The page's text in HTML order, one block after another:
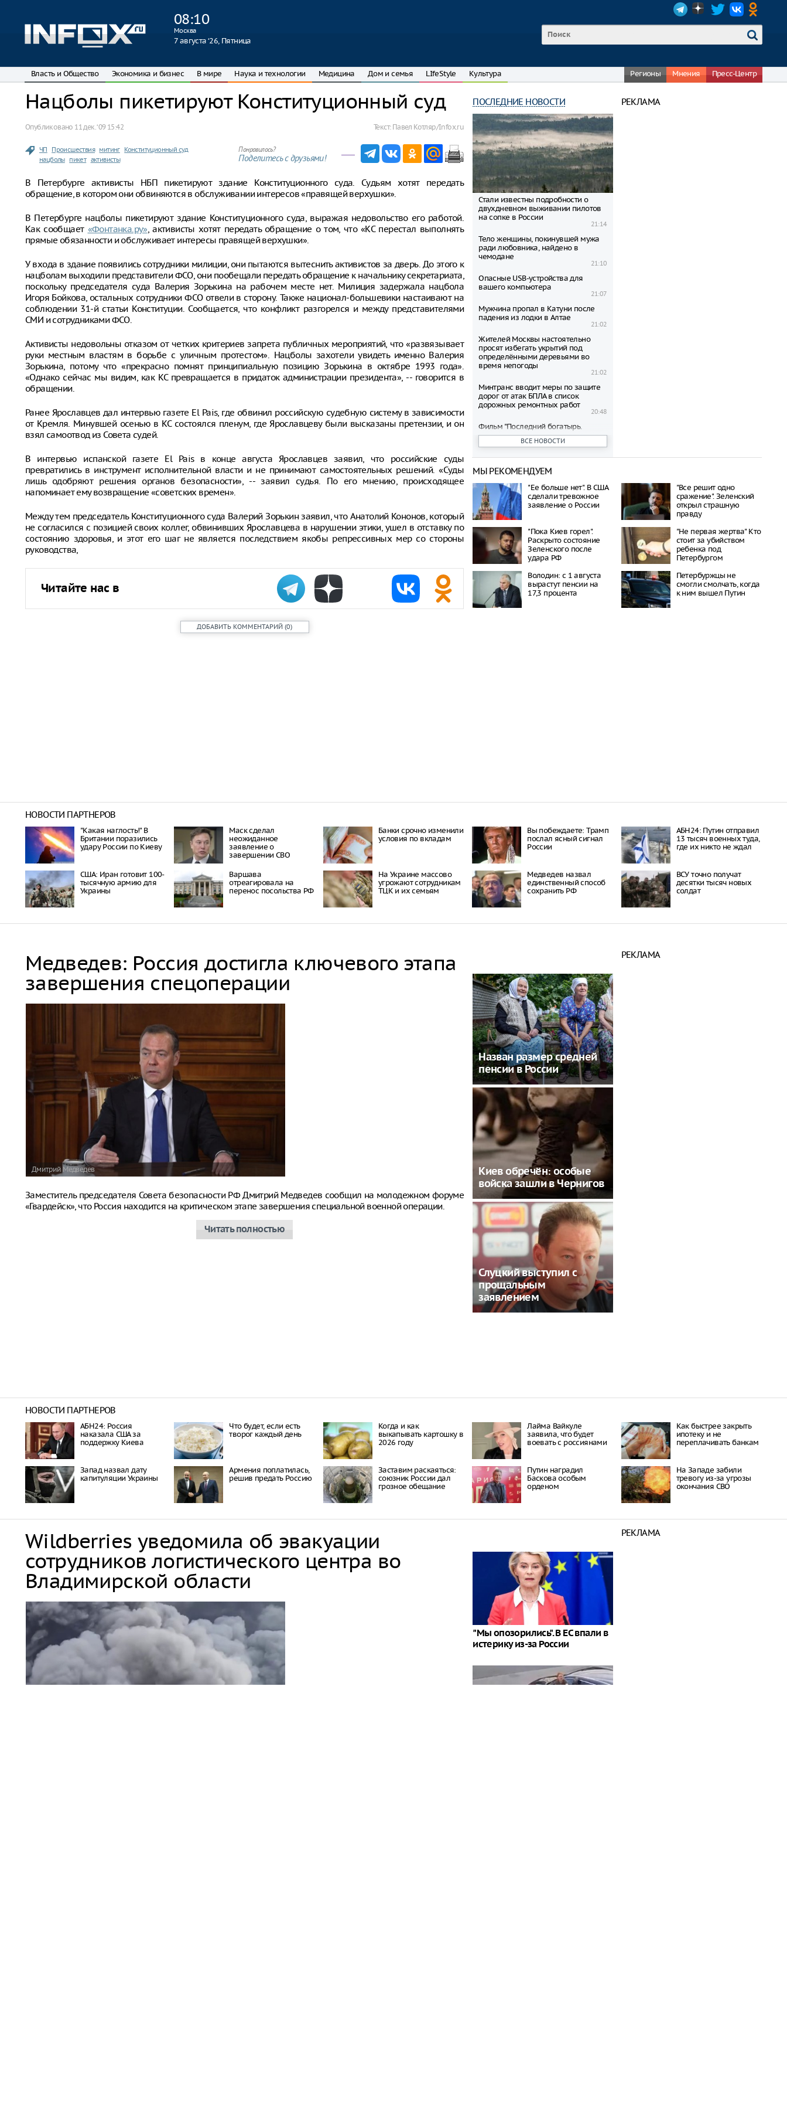
08:10
Москва
7 августа ‘26, Пятница
Власть и Общество Экономика и бизнес В мире Наука и технологии Медицина Дом и семья LIfeStyle Культура Регионы Мнения Пресс-Центр
Нацболы пикетируют Конституционный суд
Опубликовано 11 дек. ‘09 15:42 Текст: Павел Котляр/Infox.ru
ЧП Происшествия митинг Конституционный суд
нацболы пикет активисты
Понравилось?
Поделитесь с друзьями!
В Петербурге активисты НБП пикетируют здание Конституционного суда. Судьям хотят передать
обращение, в котором они обвиняются в обслуживании интересов «правящей верхушки».
В Петербурге нацболы пикетируют здание Конституционного суда, выражая недовольство его работой.
Как сообщает «Фонтанка.ру», активисты хотят передать обращение о том, что «КС перестал выполнять
прямые обязанности и обслуживает интересы правящей верхушки».
У входа в здание появились сотрудники милиции, они пытаются вытеснить активистов за дверь. До этого к
нацболам выходили представители ФСО, они пообещали передать обращение к начальнику секретариата,
поскольку председателя суда Валерия Зорькина на рабочем месте нет. Милиция задержала нацбола
Игоря Бойкова, остальных сотрудники ФСО отвели в сторону. Также национал-большевики настаивают на
соблюдении 31-й статьи Конституции. Сообщается, что конфликт разгорелся и между представителями
СМИ и сотрудниками ФСО.
Активисты недовольны отказом от четких критериев запрета публичных мероприятий, что «развязывает
руки местным властям в борьбе с уличным протестом». Нацболы захотели увидеть именно Валерия
Зорькина, потому что «прекрасно помнят принципиальную позицию Зорькина в октябре 1993 года».
«Однако сейчас мы видим, как КС превращается в придаток администрации президента», -- говорится в
обращении.
Ранее Ярославцев дал интервью газете El Pais, где обвинил российскую судебную систему в зависимости
от Кремля. Минувшей осенью в КС состоялся пленум, где Ярославцеву были высказаны претензии, и он
взял самоотвод из Совета судей.
В интервью испанской газете El Pais в конце августа Ярославцев заявил, что российские суды
превратились в инструмент исполнительной власти и не принимают самостоятельных решений. «Суды
лишь одобряют решения органов безопасности», -- заявил судья. По его мнению, происходящее
напоминает ему возвращение «советских времен».
Между тем председатель Конституционного суда Валерий Зорькин заявил, что Анатолий Кононов, который
не согласился с позицией своих коллег, обвинивших Ярославцева в нарушении этики, ушел в отставку по
состоянию здоровья, и этот его шаг не является последствием якобы репрессивных мер со стороны
руководства,
Читайте нас в
ДОБАВИТЬ КОММЕНТАРИЙ (0)
ПОСЛЕДНИЕ НОВОСТИ
Стали известны подробности о
двухдневном выживании пилотов
на сопке в России
21:14
Тело женщины, покинувшей мужа
ради любовника, найдено в
чемодане
21:10
Опасные USB-устройства для
вашего компьютера
21:07
Мужчина пропал в Катуни после
падения из лодки в Алтае
21:02
Жителей Москвы настоятельно
просят избегать укрытий под
определёнными деревьями во
время непогоды
21:02
Минтранс вводит меры по защите
дорог от атак БПЛА в список
дорожных ремонтных работ
20:48
Фильм "Последний богатырь.
Колобок" собрал почти 45
миллионов рублей в день
20:42
Зеленский объявил о намерении
запустить спецоперацию по
санкциям против России
20:27
Департамент транспорта Москвы
рассмотрел возможность зимнего
проката самокатов
20:23
Самый доступный «Москвич» в
России стал рекордно дешевле
Путин одобрил приватизацию
аэропорта Шереметьево
ВСЕ НОВОСТИ
РЕКЛАМА
МЫ РЕКОМЕНДУЕМ
"Ее больше нет". В США
сделали тревожное
заявление о России
"Все решит одно
сражение". Зеленский
открыл страшную
правду
"Пока Киев горел".
Раскрыто состояние
Зеленского после
удара РФ
"Не первая жертва" Кто
стоит за убийством
ребенка под
Петербургом
Володин: с 1 августа
вырастут пенсии на
17,3 процента
Петербуржцы не
смогли смолчать, когда
к ним вышел Путин
НОВОСТИ ПАРТНЕРОВ
"Какая наглость!" В
Британии поразились
удару России по Киеву
Маск сделал
неожиданное
заявление о
завершении СВО
Банки срочно изменили
условия по вкладам
Вы побеждаете: Трамп
послал ясный сигнал
России
АБН24: Путин отправил
13 тысяч военных туда,
где их никто не ждал
США: Иран готовит 100-
тысячную армию для
Украины
Варшава
отреагировала на
перенос посольства РФ
На Украине массово
угрожают сотрудникам
ТЦК и их семьям
Медведев назвал
единственный способ
сохранить РФ
ВСУ точно получат
десятки тысяч новых
солдат
Медведев: Россия достигла ключевого этапа
завершения спецоперации
Дмитрий Медведев
Заместитель председателя Совета безопасности РФ Дмитрий Медведев сообщил на молодежном форуме
«Гвардейск», что Россия находится на критическом этапе завершения специальной военной операции.
Читать полностью
Назван размер средней
пенсии в России
Киев обречён: особые
войска зашли в Чернигов
Слуцкий выступил с
прощальным
заявлением
РЕКЛАМА
НОВОСТИ ПАРТНЕРОВ
АБН24: Россия
наказала США за
поддержку Киева
Что будет, если есть
творог каждый день
Когда и как
выкапывать картошку в
2026 году
Лайма Вайкуле
заявила, что будет
воевать с россиянами
Как быстрее закрыть
ипотеку и не
переплачивать банкам
Запад назвал дату
капитуляции Украины
Армения поплатилась,
решив предать Россию
Заставим раскаяться:
союзник России дал
грозное обещание
Путин наградил
Баскова особым
орденом
На Западе забили
тревогу из-за угрозы
окончания СВО
Wildberries уведомила об эвакуации
сотрудников логистического центра во
Владимирской области
"Мы опозорились". В ЕС впали в
истерику из-за России
РЕКЛАМА